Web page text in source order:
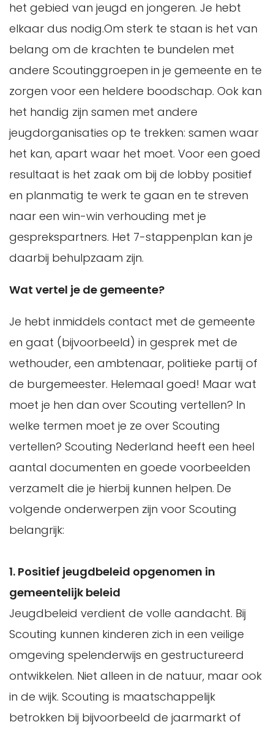
het gebied van jeugd en jongeren. Je hebt
elkaar dus nodig.Om sterk te staan is het van
belang om de krachten te bundelen met
andere Scoutinggroepen in je gemeente en te
zorgen voor een heldere boodschap. Ook kan
het handig zijn samen met andere
jeugdorganisaties op te trekken: samen waar
het kan, apart waar het moet. Voor een goed
resultaat is het zaak om bij de lobby positief
en planmatig te werk te gaan en te streven
naar een win-win verhouding met je
gesprekspartners. Het 7-stappenplan kan je
daarbij behulpzaam zijn.
Wat vertel je de gemeente?
Je hebt inmiddels contact met de gemeente
en gaat (bijvoorbeeld) in gesprek met de
wethouder, een ambtenaar, politieke partij of
de burgemeester. Helemaal goed! Maar wat
moet je hen dan over Scouting vertellen? In
welke termen moet je ze over Scouting
vertellen? Scouting Nederland heeft een heel
aantal documenten en goede voorbeelden
verzamelt die je hierbij kunnen helpen. De
volgende onderwerpen zijn voor Scouting
belangrijk:
1. Positief jeugdbeleid opgenomen in
gemeentelijk beleid
Jeugdbeleid verdient de volle aandacht. Bij
Scouting kunnen kinderen zich in een veilige
omgeving spelenderwijs en gestructureerd
ontwikkelen. Niet alleen in de natuur, maar ook
in de wijk. Scouting is maatschappelijk
betrokken bij bijvoorbeeld de jaarmarkt of